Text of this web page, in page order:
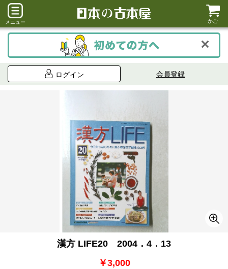
メニュー かご
ログイン 会員登録
漢方 LIFE20 2004．4．13
￥3,000